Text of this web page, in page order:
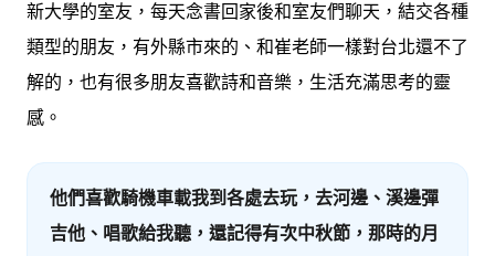
新大學的室友，每天念書回家後和室友們聊天，結交各種
類型的朋友，有外縣市來的、和崔老師一樣對台北還不了
解的，也有很多朋友喜歡詩和音樂，生活充滿思考的靈
感。
他們喜歡騎機車載我到各處去玩，去河邊、溪邊彈
吉他、唱歌給我聽，還記得有次中秋節，那時的月